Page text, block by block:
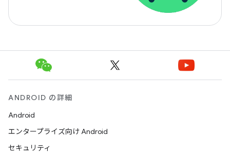
ANDROID の詳細
Android
エンタープライズ向け Android
セキュリティ